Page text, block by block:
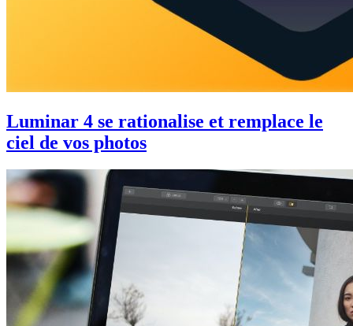
Luminar 4 se rationalise et remplace le
ciel de vos photos